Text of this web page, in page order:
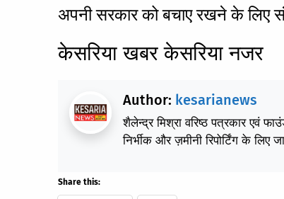
अपनी सरकार को बचाए रखने के लिए
केसरिया खबर केसरिया नजर
Author: kesarianews
शैलेन्द्र मिश्रा वरिष्ठ पत्रकार एवं
निर्भीक और ज़मीनी रिपोर्टिंग के लिए
Share this: